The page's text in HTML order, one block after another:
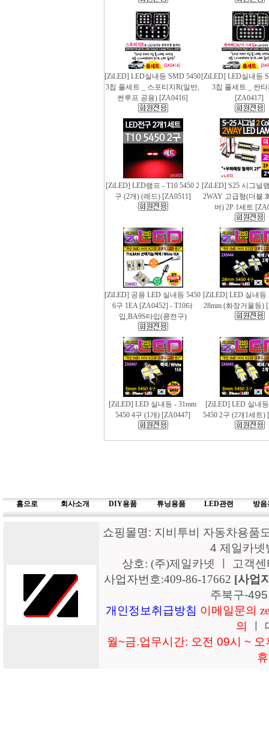
[ZiLED] LED실내등 SMD 5450
3칩 풀세트 _ 스포티지R(일반,
썬루프 공용) [ZA0416]
[ZiLED] LED실내등
3칩 풀세트 _ 싼
[ZA0417]
[ZiLED] LED램프 - T10 5450 2
구 (2개) (레드) [ZA0511]
[ZiLED] S25 시그널
2WAY 고급형(더블.
버) 2P 1세트
[ZiLED] 공용 LED 실내등 5450
6구 1EA [ZA0452] - T10타
입,BA9S타입(콩전구)
[ZiLED] LED 실내등
28mm (화장거울등)
[ZiLED] LED 실내등 - 31mm
5450 4구 (1개) [ZA0447]
[ZiLED] LED 실내
5450 2구 (2개1세트)
홈으로 회사소개 DIY용품 튜닝용품 LED관련 방음
쇼핑몰명: 지비투비 자동차용품
4 제일카
상호: (주)제일카넷 ㅣ 고객
사업자번호:409-86-17662 [사업
주북구-
개인정보취급방침 이메일문의
의
월~금.업무시간: 오전 09시 ~